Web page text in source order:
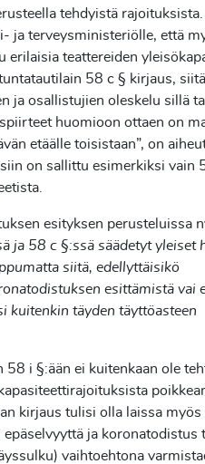
tehdyistä rajoituksista.
ja terveysministeriölle, että
erilaisia teattereiden
58 c § kirjaus,
ja osallistujien oleskelu sillä
huomioon ottaen on
etäälle toisistaan”, on
on sallittu esimerkiksi vain
esityksen perusteluissa
ja 58 c §:ssä säädetyt yleiset
siitä, edellyttäisikö
esittämistä vai
kuitenkin täyden täyttöasteen
i §:ään ei kuitenkaan ole
kirjaus tulisi olla laissa myös
ja koronatodistus
vaihtoehtona